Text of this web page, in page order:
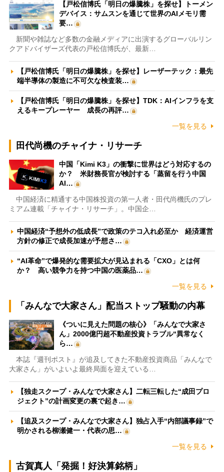
【戸松信博氏「明日の爆騰株」を探せ】トーメン
デバイス：サムスンを通じて世界のAIメモリ需
要…
新聞や雑誌など多数の金融メディアに出演するグローバルリン
クアドバイザーズ代表の戸松信博氏が、最新…
【戸松信博氏「明日の爆騰株」を探せ】レーザーテック：最先
端半導体の製造に不可欠な検査装…
【戸松信博氏「明日の爆騰株」を探せ】TDK：AIインフラを支
えるキープレーヤー 成長の再評…
一覧を見る
田代尚機のチャイナ・リサーチ
中国「Kimi K3」の衝撃に世界はどう対応するの
か？ 米財務長官が検討する「蒸留を行う中国
AI…
中国経済に精通する中国株投資の第一人者・田代尚機氏のプレ
ミアム連載「チャイナ・リサーチ」。中国企…
中国経済“予想外の低成長”で政策のテコ入れ必至か 経済運営
方針の修正で成長加速が予想さ…
“AI革命”で爆発的な需要拡大が見込まれる「CXO」とは何
か？ 高い競争力を持つ中国の医薬品…
一覧を見る
「みんなで大家さん」配当ストップ騒動の内幕
《ついに見えた問題の核心》「みんなで大家さ
ん」2000億円超不動産投資トラブル“異常なく
ら…
本誌『週刊ポスト』が追及してきた不動産投資商品「みんなで
大家さん」がいよいよ最終局面を迎えている…
【独走スクープ・みんなで大家さん】二転三転した“成田プロ
ジェクト”の計画変更の裏で起き…
【追及スクープ・みんなで大家さん】独占入手“内部議事録”で
明かされる柳瀬健一・代表の思…
一覧を見る
古賀真人「発掘！好決算銘柄」